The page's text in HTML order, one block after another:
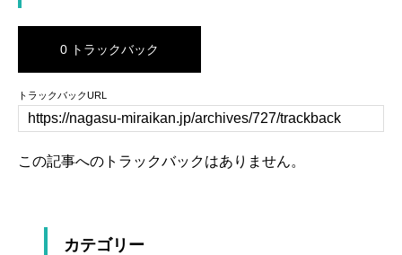
0 トラックバック
トラックバックURL
この記事へのトラックバックはありません。
カテゴリー